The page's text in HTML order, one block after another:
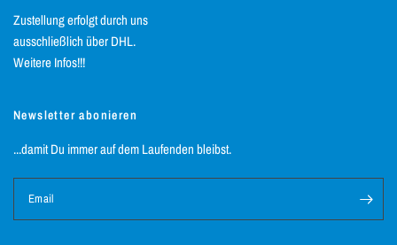
Zustellung erfolgt durch uns
ausschließlich über DHL.
Weitere Infos!!!
Newsletter abonieren
...damit Du immer auf dem Laufenden bleibst.
Email